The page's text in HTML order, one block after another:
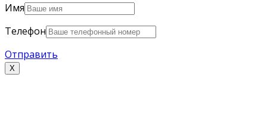
Имя
Телефон
Отправить
Х